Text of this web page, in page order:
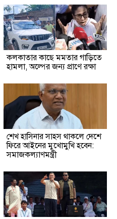
কলকাতার কাছে মমতার গাড়িতে
হামলা, অল্পের জন্য প্রাণে রক্ষা
শেখ হাসিনার সাহস থাকলে দেশে
ফিরে আইনের মুখোমুখি হবেন:
সমাজকল্যাণমন্ত্রী